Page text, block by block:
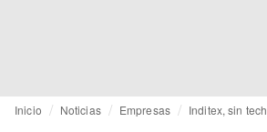
Inicio Noticias Empresas